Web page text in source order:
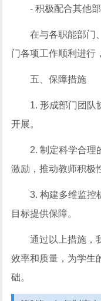
- 积极配合其他
在与各职能部门
门各项工作顺利进行
五、保障措施
1. 形成部门团队
开展。
2. 制定科学合理
激励，推动教师积极
3. 构建多维监控
目标提供保障。
通过以上措施，
效率和质量，为学生
础。